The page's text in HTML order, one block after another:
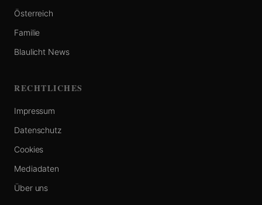
Österreich
Familie
Blaulicht News
RECHTLICHES
Impressum
Datenschutz
Cookies
Mediadaten
Über uns